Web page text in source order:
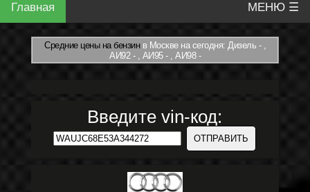
Главная МЕНЮ ☰
Средние цены на бензинв Москве на сегодня: Дизель - ,
АИ92 - , АИ95 - , АИ98 -
Введите vin-код: